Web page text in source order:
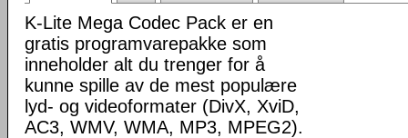
K-Lite Mega Codec Pack er en
gratis programvarepakke som
inneholder alt du trenger for å
kunne spille av de mest populære
lyd- og videoformater (DivX, XviD,
AC3, WMV, WMA, MP3, MPEG2).